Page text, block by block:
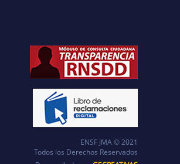
ENSF JMA © 2021
Todos los Derechos Reservados